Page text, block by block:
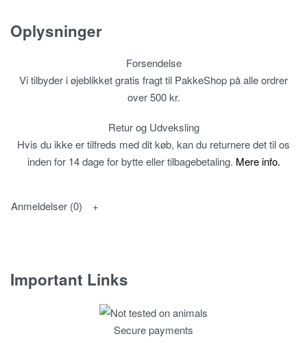
Oplysninger
Forsendelse
Vi tilbyder i øjeblikket gratis fragt til PakkeShop på alle ordrer
over 500 kr.
Retur og Udveksling
Hvis du ikke er tilfreds med dit køb, kan du returnere det til os
inden for 14 dage for bytte eller tilbagebetaling. Mere info.
Anmeldelser (0)
Important Links
Secure payments